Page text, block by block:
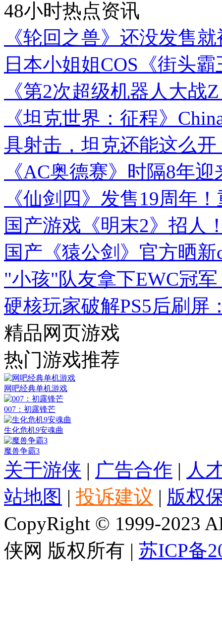
48小时热点资讯
《轮回之兽》还没发售
日本小姐姐COS《街头
《第2次超级机器人大战
《坦克世界：征程》
具射击，坦克还能这么开
《AC奥德赛》时隔8年
《仙剑四》发售19周年
国产游戏《明末2》招人
国产《猿公剑》官方晒
"小孩"队友拿下EWC冠
硬核玩家破解PS5后刷屏
精品网页游戏
热门游戏推荐
网吧经典单机游戏
007：初露锋芒
生化危机9安魂曲
魔兽争霸3
关于游侠 | 广告合作 | 人
站地图 | 投诉建议 | 版权
CopyRight © 1999-2023
侠网 版权所有 | 苏ICP备